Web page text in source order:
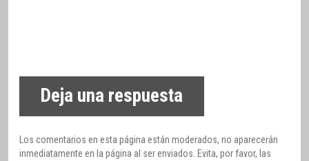
Deja una respuesta
Los comentarios en esta página están moderados, no aparecerán
inmediatamente en la página al ser enviados. Evita, por favor, las